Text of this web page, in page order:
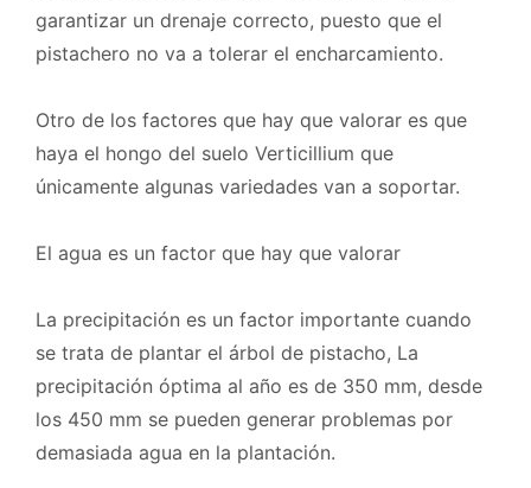
garantizar un drenaje correcto, puesto que el
pistachero no va a tolerar el encharcamiento.
Otro de los factores que hay que valorar es que
haya el hongo del suelo Verticillium que
únicamente algunas variedades van a soportar.
El agua es un factor que hay que valorar
La precipitación es un factor importante cuando
se trata de plantar el árbol de pistacho, La
precipitación óptima al año es de 350 mm, desde
los 450 mm se pueden generar problemas por
demasiada agua en la plantación.